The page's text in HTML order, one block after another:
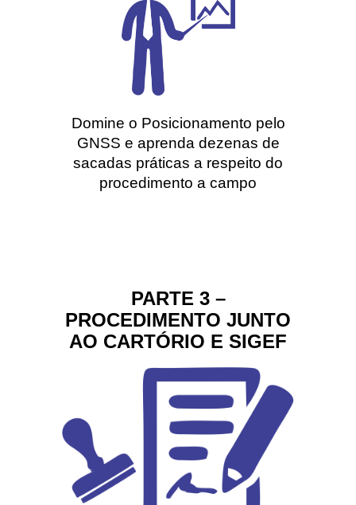
Domine o Posicionamento pelo
GNSS e aprenda dezenas de
sacadas práticas a respeito do
procedimento a campo
PARTE 3 –
PROCEDIMENTO JUNTO
AO CARTÓRIO E SIGEF